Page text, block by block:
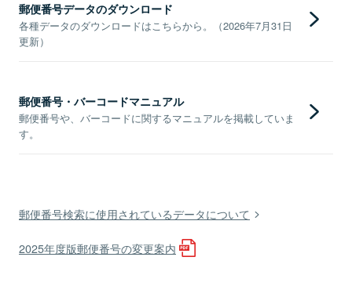
郵便番号データのダウンロード
各種データのダウンロードはこちらから。（2026年7月31日
更新）
郵便番号・バーコードマニュアル
郵便番号や、バーコードに関するマニュアルを掲載していま
す。
郵便番号検索に使用されているデータについて
2025年度版郵便番号の変更案内